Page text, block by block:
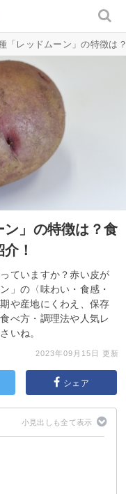
「レッドムーン」の特徴は
ン」の特徴は？食
！
ていますか？赤い皮が
」の〈味わい・食感・
や産地にくわえ、保存
べ方・調理法や人気レ
いね。
2023年09月15日 更新
シェア